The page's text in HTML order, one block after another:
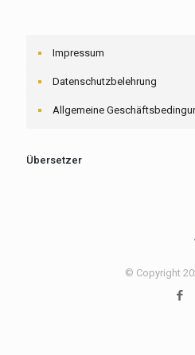
Impressum
Datenschutzbelehrung
Allgemeine
Übersetzer
© Copyright